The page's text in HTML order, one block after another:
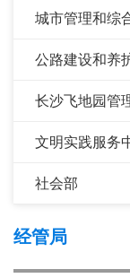
城市管理和综
公路建设和养
长沙飞地园管
文明实践服务
社会部
经管局